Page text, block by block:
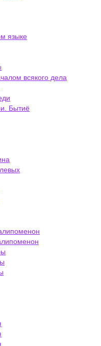
языке
всякого дела
Бытиё